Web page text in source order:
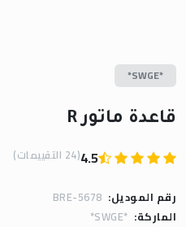
*SWGE*
قاعدة ماتور R
4.5(24 التقييمات)
رقم الموديل: BRE-5678
الماركة: *SWGE*